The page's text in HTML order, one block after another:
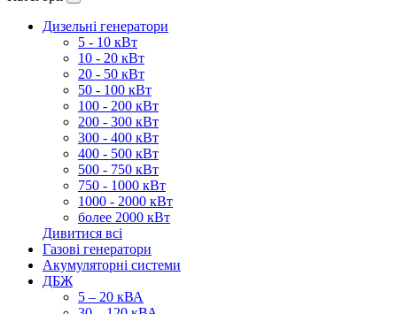
Дизельні генератори
5 - 10 кВт
10 - 20 кВт
20 - 50 кВт
50 - 100 кВт
100 - 200 кВт
200 - 300 кВт
300 - 400 кВт
400 - 500 кВт
500 - 750 кВт
750 - 1000 кВт
1000 - 2000 кВт
более 2000 кВт
Дивитися всі
Газові генератори
Акумуляторні системи
ДБЖ
5 – 20 кВА